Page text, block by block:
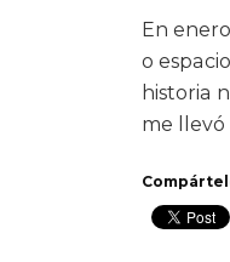
En
o
historia
me llevó